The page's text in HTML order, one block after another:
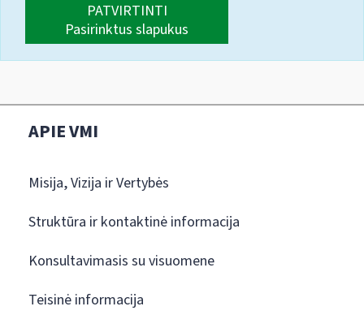
PATVIRTINTI
Pasirinktus slapukus
APIE VMI
Misija, Vizija ir Vertybės
Struktūra ir kontaktinė informacija
Konsultavimasis su visuomene
Teisinė informacija